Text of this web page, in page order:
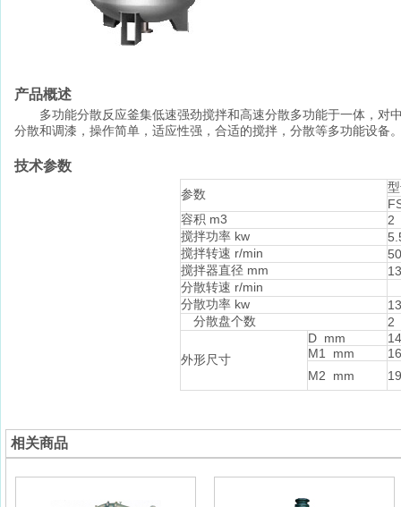
产品概述
多功能分散反应釜集低速强劲搅拌和高速分散多功能于一体，对
分散和调漆，操作简单，适应性强，合适的搅拌，分散等多功能设备
技术参数
参数
容积 m3
2
搅拌功率 kw
搅拌转速 r/min
50
搅拌器直径 mm
分散转速 r/min
分散功率 kw
分散盘个数
2
外形尺寸
D mm
M1 mm
M2 mm
相关商品